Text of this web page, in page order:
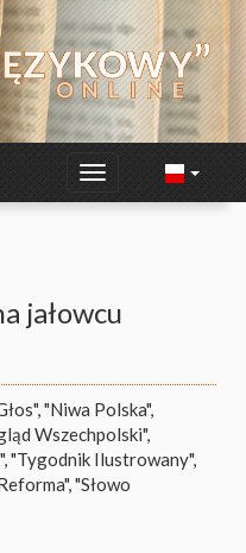
jałowcu
"Niwa Polska",
Wszechpolski",
"Tygodnik Ilustrowany",
"Słowo